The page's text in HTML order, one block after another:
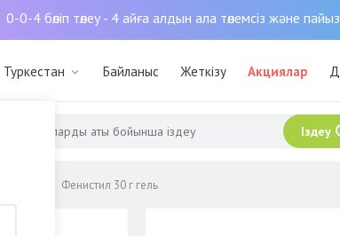
0-0-4 бөліп төлеу - 4 айға алдын ала төлемсіз және
Туркестан Байланыс Жеткізу Акциялар
Іздеу
Фенистил 30 г гель